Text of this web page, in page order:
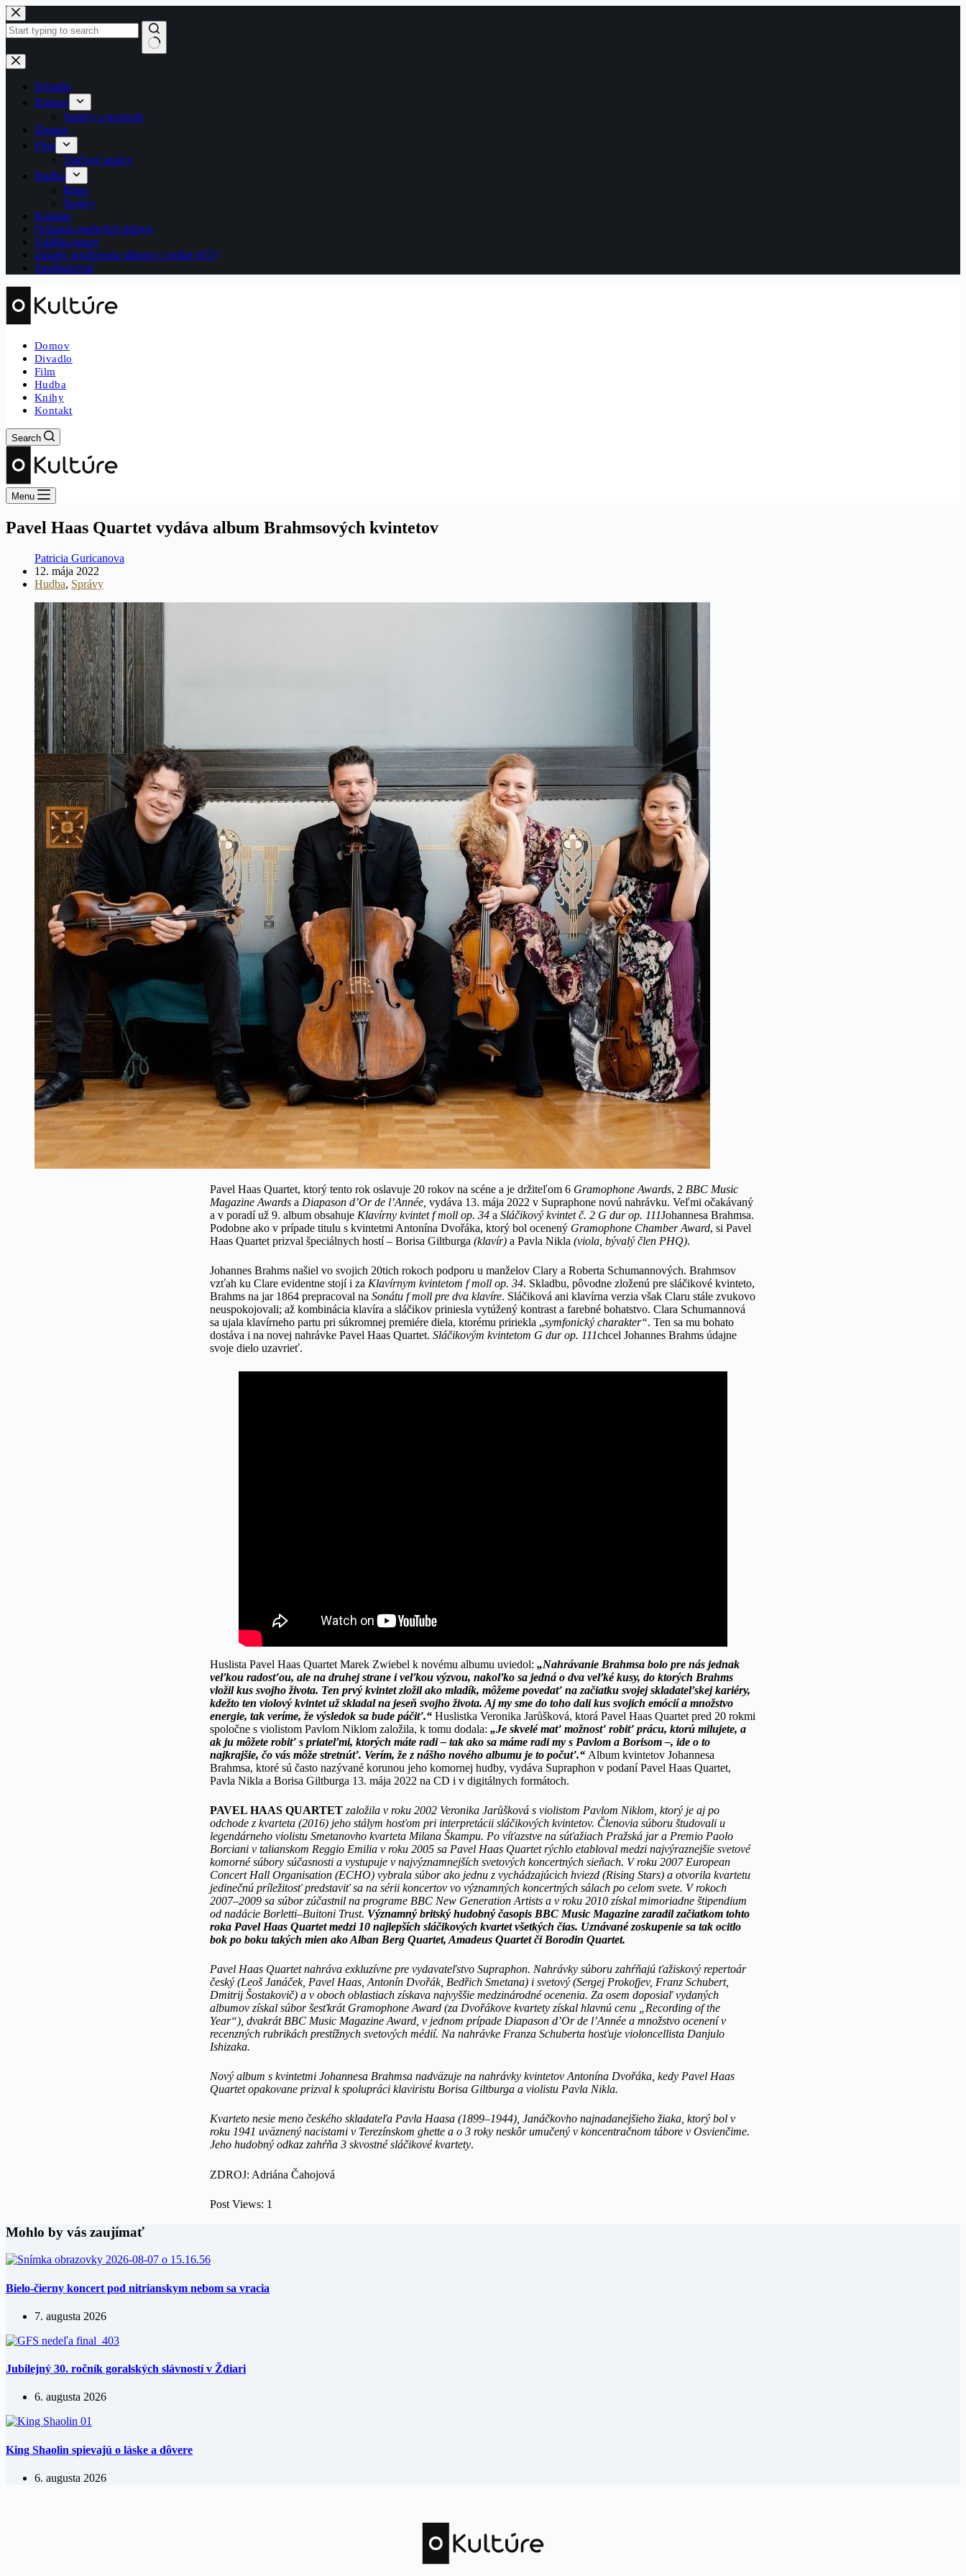
Skip
to
content
No
results
Divadlo
Domov
Správy a recenzie
Domov
Film
Tlačové správy
Hudba
Retro
Správy
Kontakt
Ochrana osobných údajov
Ukážka strany
Zásady používania súborov cookie (EÚ)
Zaujímavosti
Domov
Divadlo
Film
Hudba
Knihy
Kontakt
Search
Menu
Pavel Haas Quartet vydáva album Brahmsových kvintetov
Patricia Guricanova
12. mája 2022
Hudba, Správy
Pavel Haas Quartet, ktorý tento rok oslavuje 20 rokov na scéne a je držiteľom 6 Gramophone Awards, 2 BBC Music
Magazine Awards a Diapason d’Or de l’Année, vydáva 13. mája 2022 v Supraphone novú nahrávku. Veľmi očakávaný
a v poradí už 9. album obsahuje Klavírny kvintet f moll op. 34 a Sláčikový kvintet č. 2 G dur op. 111Johannesa Brahmsa.
Podobne ako v prípade titulu s kvintetmi Antonína Dvořáka, ktorý bol ocenený Gramophone Chamber Award, si Pavel
Haas Quartet prizval špeciálnych hostí – Borisa Giltburga (klavír) a Pavla Nikla (viola, bývalý člen PHQ).
Johannes Brahms našiel vo svojich 20tich rokoch podporu u manželov Clary a Roberta Schumannových. Brahmsov
vzťah ku Clare evidentne stojí i za Klavírnym kvintetom f moll op. 34. Skladbu, pôvodne zloženú pre sláčikové kvinteto,
Brahms na jar 1864 prepracoval na Sonátu f moll pre dva klavíre. Sláčiková ani klavírna verzia však Claru stále zvukovo
neuspokojovali; až kombinácia klavíra a sláčikov priniesla vytúžený kontrast a farebné bohatstvo. Clara Schumannová
sa ujala klavírneho partu pri súkromnej premiére diela, ktorému pririekla „symfonický charakter“. Ten sa mu bohato
dostáva i na novej nahrávke Pavel Haas Quartet. Sláčikovým kvintetom G dur op. 111chcel Johannes Brahms údajne
svoje dielo uzavrieť.
Huslista Pavel Haas Quartet Marek Zwiebel k novému albumu uviedol: „Nahrávanie Brahmsa bolo pre nás jednak
veľkou radosťou, ale na druhej strane i veľkou výzvou, nakoľko sa jedná o dva veľké kusy, do ktorých Brahms
vložil kus svojho života. Ten prvý kvintet zložil ako mladík, môžeme povedať na začiatku svojej skladateľskej kariéry,
kdežto ten violový kvintet už skladal na jeseň svojho života. Aj my sme do toho dali kus svojich emócií a množstvo
energie, tak veríme, že výsledok sa bude páčiť.“ Huslistka Veronika Jarůšková, ktorá Pavel Haas Quartet pred 20 rokmi
spoločne s violistom Pavlom Niklom založila, k tomu dodala: „Je skvelé mať možnosť robiť prácu, ktorú milujete, a
ak ju môžete robiť s priateľmi, ktorých máte radi – tak ako sa máme radi my s Pavlom a Borisom –, ide o to
najkrajšie, čo vás môže stretnúť. Verím, že z nášho nového albumu je to počuť.“ Album kvintetov Johannesa
Brahmsa, ktoré sú často nazývané korunou jeho komornej hudby, vydáva Supraphon v podaní Pavel Haas Quartet,
Pavla Nikla a Borisa Giltburga 13. mája 2022 na CD i v digitálnych formátoch.
PAVEL HAAS QUARTET založila v roku 2002 Veronika Jarůšková s violistom Pavlom Niklom, ktorý je aj po
odchode z kvarteta (2016) jeho stálym hosťom pri interpretácii sláčikových kvintetov. Členovia súboru študovali u
legendárneho violistu Smetanovho kvarteta Milana Škampu. Po víťazstve na súťažiach Pražská jar a Premio Paolo
Borciani v talianskom Reggio Emilia v roku 2005 sa Pavel Haas Quartet rýchlo etabloval medzi najvýraznejšie svetové
komorné súbory súčasnosti a vystupuje v najvýznamnejších svetových koncertných sieňach. V roku 2007 European
Concert Hall Organisation (ECHO) vybrala súbor ako jednu z vychádzajúcich hviezd (Rising Stars) a otvorila kvartetu
jedinečnú príležitosť predstaviť sa na sérii koncertov vo významných koncertných sálach po celom svete. V rokoch
2007–2009 sa súbor zúčastnil na programe BBC New Generation Artists a v roku 2010 získal mimoriadne štipendium
od nadácie Borletti–Buitoni Trust. Významný britský hudobný časopis BBC Music Magazine zaradil začiatkom tohto
roka Pavel Haas Quartet medzi 10 najlepších sláčikových kvartet všetkých čias. Uznávané zoskupenie sa tak ocitlo
bok po boku takých mien ako Alban Berg Quartet, Amadeus Quartet či Borodin Quartet.
Pavel Haas Quartet nahráva exkluzívne pre vydavateľstvo Supraphon. Nahrávky súboru zahŕňajú ťažiskový repertoár
český (Leoš Janáček, Pavel Haas, Antonín Dvořák, Bedřich Smetana) i svetový (Sergej Prokofjev, Franz Schubert,
Dmitrij Šostakovič) a v oboch oblastiach získava najvyššie medzinárodné ocenenia. Za osem doposiaľ vydaných
albumov získal súbor šesťkrát Gramophone Award (za Dvořákove kvartety získal hlavnú cenu „Recording of the
Year“), dvakrát BBC Music Magazine Award, v jednom prípade Diapason d’Or de l’Année a množstvo ocenení v
recenzných rubrikách prestížnych svetových médií. Na nahrávke Franza Schuberta hosťuje violoncellista Danjulo
Ishizaka.
Nový album s kvintetmi Johannesa Brahmsa nadväzuje na nahrávky kvintetov Antonína Dvořáka, kedy Pavel Haas
Quartet opakovane prizval k spolupráci klaviristu Borisa Giltburga a violistu Pavla Nikla.
Kvarteto nesie meno českého skladateľa Pavla Haasa (1899–1944), Janáčkovho najnadanejšieho žiaka, ktorý bol v
roku 1941 uväznený nacistami v Terezínskom ghette a o 3 roky neskôr umučený v koncentračnom tábore v Osvienčime.
Jeho hudobný odkaz zahŕňa 3 skvostné sláčikové kvartety.
ZDROJ: Adriána Čahojová
Post Views: 1
Mohlo by vás zaujímať
Bielo-čierny koncert pod nitrianskym nebom sa vracia
7. augusta 2026
Jubilejný 30. ročník goralských slávností v Ždiari
6. augusta 2026
King Shaolin spievajú o láske a dôvere
6. augusta 2026